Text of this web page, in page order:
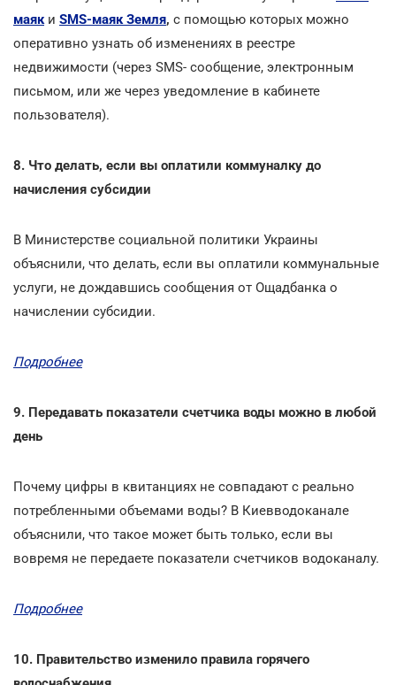
маяки SMS-маяк Земля, с помощью которых можно
оперативно узнать об изменениях в реестре
недвижимости (через SMS- сообщение, электронным
письмом, или же через уведомление в кабинете
пользователя).
8. Что делать, если вы оплатили коммуналку до
начисления субсидии
В Министерстве социальной политики Украины
объяснили, что делать, если вы оплатили коммунальные
услуги, не дождавшись сообщения от Ощадбанка о
начислении субсидии.
Подробнее
9. Передавать показатели счетчика воды можно в любой
день
Почему цифры в квитанциях не совпадают с реально
потребленными объемами воды? В Киевводоканале
объяснили, что такое может быть только, если вы
вовремя не передаете показатели счетчиков водоканалу.
Подробнее
10. Правительство изменило правила горячего